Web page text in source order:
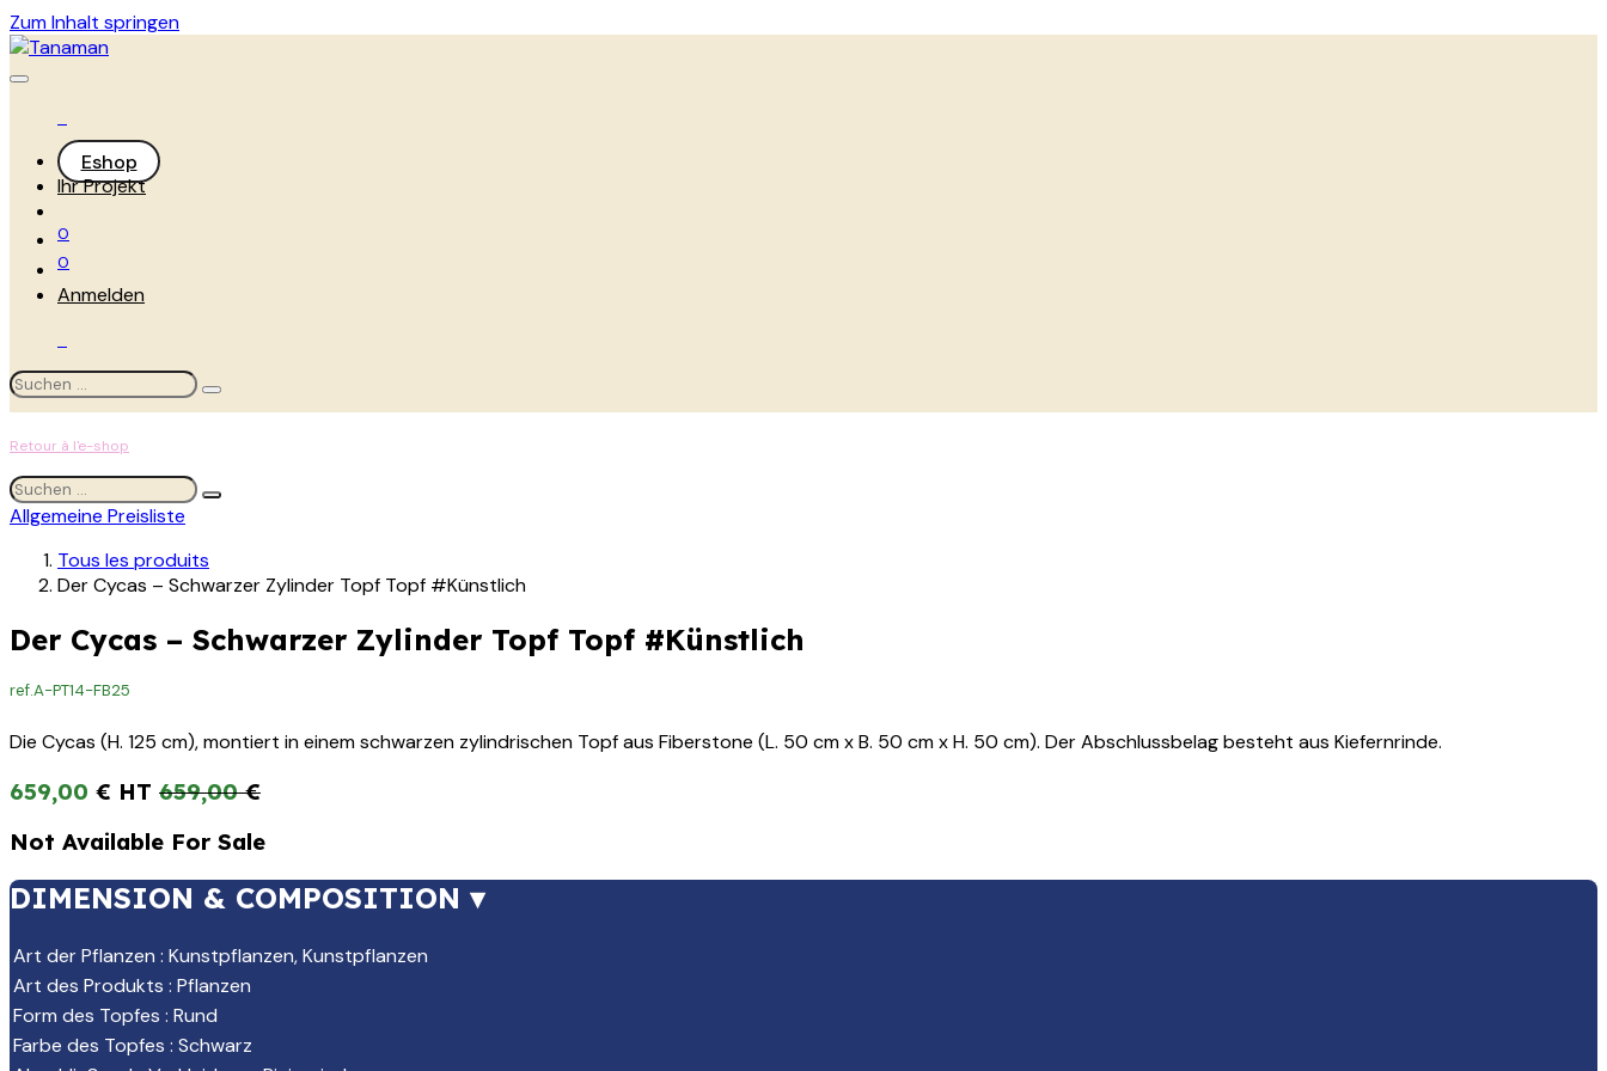
Zum Inhalt springen
Eshop
Ihr Projekt
0
0
Anmelden
Retour à l'e-shop
Allgemeine Preisliste
Tous les produits
Der Cycas – Schwarzer Zylinder Topf Topf #Künstlich
Der Cycas – Schwarzer Zylinder Topf Topf #Künstlich
ref.A-PT14-FB25
Die Cycas (H. 125 cm), montiert in einem schwarzen zylindrischen Topf aus Fiberstone (L. 50 cm x B. 50 cm x H. 50 cm). Der Abschlussbelag besteht aus Kiefernrinde.
659,00 € 659,00€
Not Available For Sale
DIMENSION & COMPOSITION ▾
Art der Pflanzen : Kunstpflanzen,Kunstpflanzen
Art des Produkts : Pflanzen
Form des Topfes : Rund
Farbe des Topfes : Schwarz